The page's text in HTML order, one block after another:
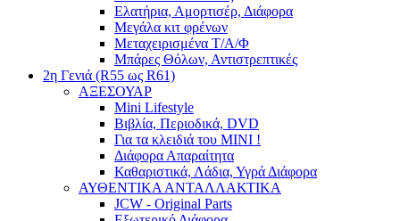
Ελατήρια, Αμορτισέρ, Διάφορα
Μεγάλα κιτ φρένων
Μεταχειρισμένα Τ/Α/Φ
Μπάρες Θόλων, Αντιστρεπτικές
2η Γενιά (R55 ως R61)
ΑΞΕΣΟΥΑΡ
Mini Lifestyle
Βιβλία, Περιοδικά, DVD
Για τα κλειδιά του MINI !
Διάφορα Απαραίτητα
Καθαριστικά, Λάδια, Υγρά Διάφορα
ΑΥΘΕΝΤΙΚΑ ΑΝΤΑΛΛΑΚΤΙΚΑ
JCW - Original Parts